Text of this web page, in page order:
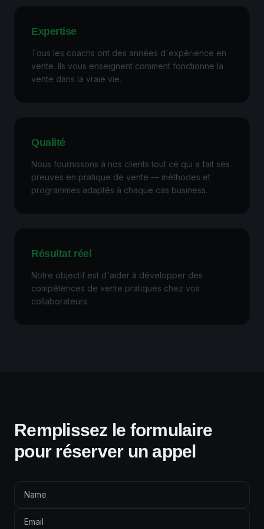
Expertise
Tous les coachs ont des années d'expérience en
vente. Ils vous enseignent comment fonctionne la
vente dans la vraie vie.
Qualité
Nous fournissons à nos clients tout ce qui a fait ses
preuves en pratique de vente — méthodes et
programmes adaptés à chaque cas business.
Résultat réel
Notre objectif est d'aider à développer des
compétences de vente pratiques chez vos
collaborateurs.
Remplissez le formulaire
pour réserver un appel